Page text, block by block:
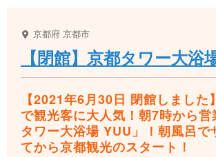
京都府 京都市
【閉館】京都タワー大浴
【2021年6月30日 閉館しました
で観光客に大人気！朝7時から営
タワー大浴場 YUU」！朝風呂で
てから京都観光のスタート！